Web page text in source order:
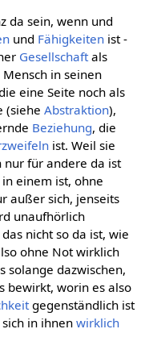
da sein, wenn und
und Fähigkeitenist -
Gesellschaftals
Mensch in seinen
eine Seite noch als
(siehe Abstraktion),
Beziehung, die
ist. Weil sie
nur für andere da ist
einem ist, ohne
außer sich, jenseits
unaufhörlich
das nicht so da ist, wie
ohne Not wirklich
solange dazwischen,
bewirkt, worin es also
gegenständlich ist
in ihnenwirklich